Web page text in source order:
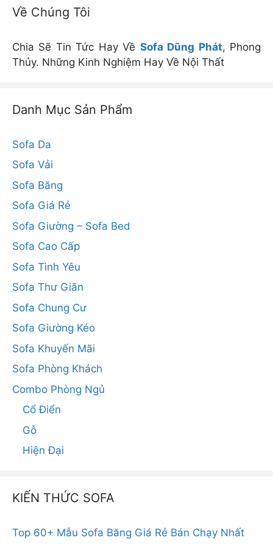
Về Chúng Tôi
Chia Sẽ Tin Tức Hay Về Sofa Dũng Phát, Phong
Thủy. Những Kinh Nghiệm Hay Về Nội Thất
Danh Mục Sản Phẩm
Sofa Da
Sofa Vải
Sofa Băng
Sofa Giá Rẻ
Sofa Giường – Sofa Bed
Sofa Cao Cấp
Sofa Tình Yêu
Sofa Thư Giãn
Sofa Chung Cư
Sofa Giường Kéo
Sofa Khuyến Mãi
Sofa Phòng Khách
Combo Phòng Ngủ
Cổ Điển
Gỗ
Hiện Đại
KIẾN THỨC SOFA
Top 60+ Mẫu Sofa Băng Giá Rẻ Bán Chạy Nhất